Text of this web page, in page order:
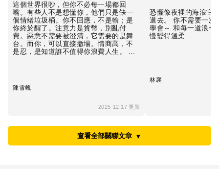
這個世界很吵，但你不必每一場都回
嘴。有些人不是想懂你，他們只是缺一
個情緒垃圾桶。你不回應，不是輸；是
你終於醒了。注意力是貨幣，別亂付
費。惡意不需要被澄清，它需要的是舞
台。而你，可以直接撤場。情商高，不
是忍，是知道誰不值得你浪費人生。 ...
陳雪甄
2025-12-17 更新
恐懼像夜裡的海浪它
退去。 你不需要一次
學會～ 和每一道浪一
慢變得溫柔 ...
林襄
查看全部關聯文章 ▼